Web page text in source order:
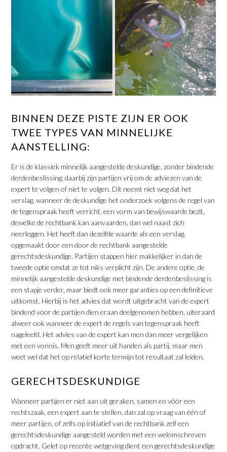
BINNEN DEZE PISTE ZIJN ER OOK
TWEE TYPES VAN MINNELIJKE
AANSTELLING:
Er is de klassiek minnelijk aangestelde deskundige, zonder bindende
derdenbeslissing, daarbij zijn partijen vrij om de adviezen van de
expert te volgen of niet te volgen. Dit neemt niet weg dat het
verslag, wanneer de deskundige het onderzoek volgens de regel van
de tegenspraak heeft verricht, een vorm van bewijswaarde bezit,
dewelke de rechtbank kan aanvaarden, dan wel naast zich
neerleggen. Het heeft dan dezelfde waarde als een verslag,
opgemaakt door een door de rechtbank aangestelde
gerechtsdeskundige. Partijen stappen hier makkelijker in dan de
tweede optie omdat ze tot niks verplicht zijn. De andere optie, de
minnelijk aangestelde deskundige met bindende derdenbeslissing is
een stapje verder, maar biedt ook meer garanties op een definitieve
uitkomst. Hierbij is het advies dat wordt uitgebracht van de expert
bindend voor de partijen dien eraan deelgenomen hebben, uiteraard
alweer ook wanneer de expert de regels van tegenspraak heeft
nageleefd. Het advies van de expert kan men dan meer vergelijken
met een vonnis. Men geeft meer uit handen als partij, maar men
weet wel dat het op relatief korte termijn tot resultaat zal leiden.
GERECHTSDESKUNDIGE
Wanneer partijen er niet aan uit geraken, samen en vóór een
rechtszaak, een expert aan te stellen, dan zal op vraag van één of
meer partijen, of zelfs op initiatief van de rechtbank zelf een
gerechtsdeskundige aangesteld worden met een welomschreven
opdracht. Gelet op recente wetgeving dient een gerechtsdeskundige